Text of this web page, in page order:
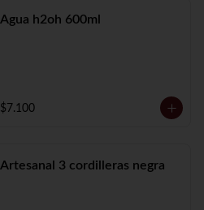
Agua h2oh 600ml
$7.100
Artesanal 3 cordilleras negra